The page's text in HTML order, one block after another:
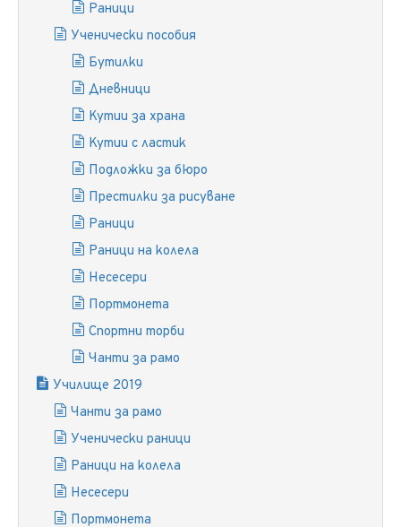
Раници
Ученически пособия
Бутилки
Дневници
Кутии за храна
Кутии с ластик
Подложки за бюро
Престилки за рисуване
Раници
Раници на колела
Несесери
Портмонета
Спортни торби
Чанти за рамо
Училище 2019
Чанти за рамо
Ученически раници
Раници на колела
Несесери
Портмонета